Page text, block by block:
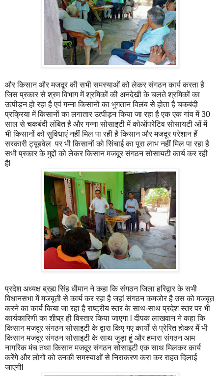
और किसान और मजदूर की सभी समस्याओं को लेकर संगठन कार्य करता है
जिस प्रकार से श्रम विभाग में श्रमिकों की अनदेखी के चलते श्रमिकों का
उत्पीड़न हो रहा है एवं गन्ना किसानों का भुगतान विलंब से होता है चकबंदी
प्रक्रिया में किसानों का लगातार उत्पीड़न किया जा रहा है एक एक गांव में 30
साल से चकबंदी लंबित है और गन्ना सोसाइटी में कोऑपरेटिव सोसायटी ओं में
भी किसानों को सुविधाएं नहीं मिल पा रही है किसान और मजदूर परेशान हैं
सरकारी ट्यूबवेल पर भी किसानों को सिंचाई का पूरा लाभ नहीं मिल पा रहा है
सभी प्रकार के मुद्दों को लेकर किसान मजदूर संगठन सोसायटी कार्य कर रही
हैl
प्रदेश अध्यक्ष ब्रह्म सिंह धीमान ने कहा कि संगठन जिला हरिद्वार के सभी
विधानसभा में मजबूती से कार्य कर रहा है जहां संगठन कमजोर है उस को मजबूत
करने का कार्य किया जा रहा है राष्ट्रीय स्तर के साथ-साथ प्रदेश स्तर पर भी
कार्यकारिणी का शीघ्र ही विस्तार किया जाएगा l दीपक लाखवान ने कहा कि
किसान मजदूर संगठन सोसाइटी के द्वारा किए गए कार्यों से प्रेरित होकर मैं भी
किसान मजदूर संगठन सोसाइटी के साथ जुड़ा हूं और हमारा संगठन आम
नागरिक मंच तथा किसान मजदूर संगठन सोसाइटी एक साथ मिलकर कार्य
करेंगे और लोगों को उनकी समस्याओं से निराकरण करा कर राहत दिलाई
जाएगीl